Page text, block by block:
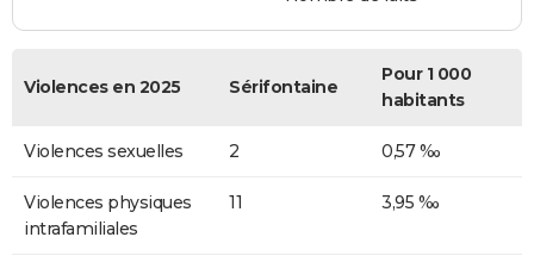
Violences en 2025 Sérifontaine
Pour 1 000
habitants
Violences sexuelles 2 0,57 ‰
Violences physiques
intrafamiliales
11 3,95 ‰